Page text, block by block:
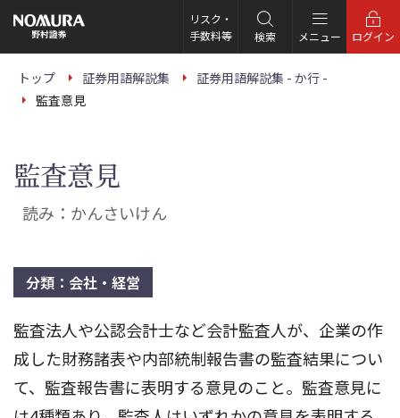
の
ー
リスク・
手数料等
検索 メニュー ログイン
トップ 証券用語解説集
証券用語解説集 - か行 -
監査意見
監査意見
読み：かんさいけん
分類：会社・経営
監査法人や公認会計士など会計監査人が、企業の作
成した財務諸表や内部統制報告書の監査結果につい
て、監査報告書に表明する意見のこと。監査意見に